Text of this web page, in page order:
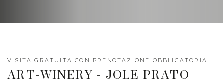
VISITA GRATUITA CON PRENOTAZIONE OBBLIGATORIA
ART-WINERY - JOLE PRATO